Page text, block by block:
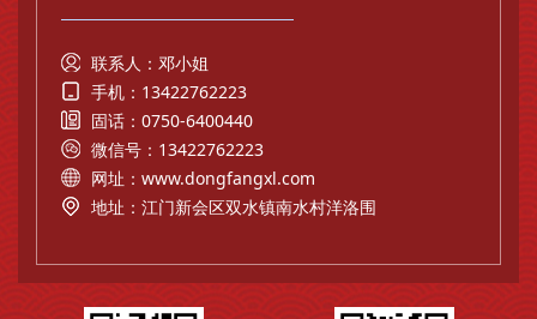
联系人：邓小姐
手机：13422762223
固话：0750-6400440
微信号：13422762223
网址： www.dongfangxl.com
地址：江门新会区双水镇南水村洋洛围